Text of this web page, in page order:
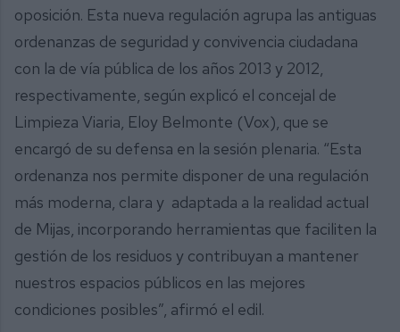
oposición. Esta nueva regulación agrupa las antiguas
ordenanzas de seguridad y convivencia ciudadana
con la de vía pública de los años 2013 y 2012,
respectivamente, según explicó el concejal de
Limpieza Viaria, Eloy Belmonte (Vox), que se
encargó de su defensa en la sesión plenaria. “Esta
ordenanza nos permite disponer de una regulación
más moderna, clara y adaptada a la realidad actual
de Mijas, incorporando herramientas que faciliten la
gestión de los residuos y contribuyan a mantener
nuestros espacios públicos en las mejores
condiciones posibles”, afirmó el edil.